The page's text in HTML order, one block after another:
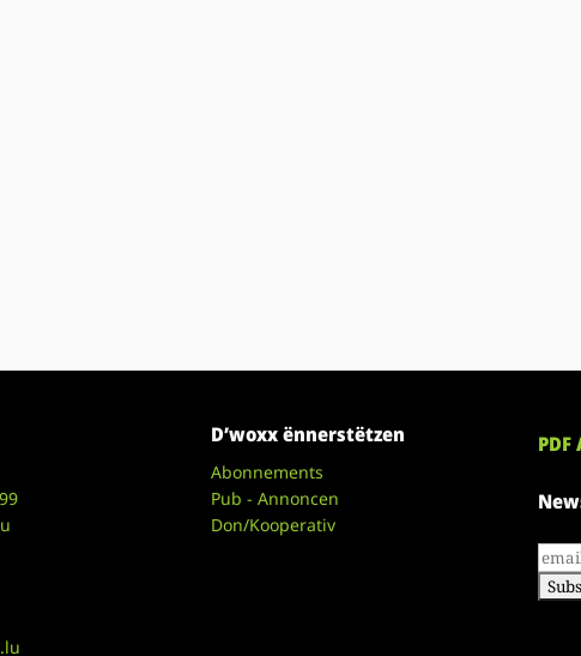
D’woxx ënnerstëtzen
Abonnements
Pub - Annoncen
Don/Kooperativ